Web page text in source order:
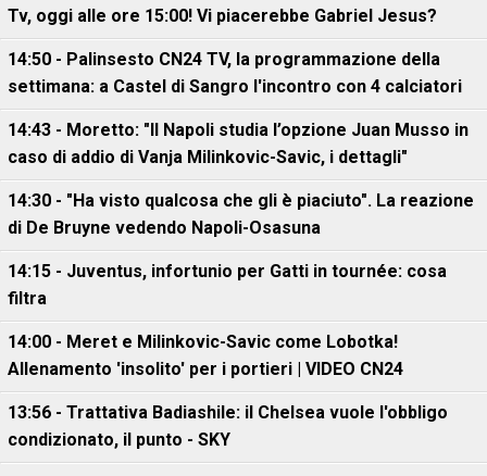
Tv, oggi alle ore 15:00! Vi piacerebbe Gabriel Jesus?
14:50 - Palinsesto CN24 TV, la programmazione della
settimana: a Castel di Sangro l'incontro con 4 calciatori
14:43 - Moretto: "Il Napoli studia l’opzione Juan Musso in
caso di addio di Vanja Milinkovic-Savic, i dettagli"
14:30 - "Ha visto qualcosa che gli è piaciuto". La reazione
di De Bruyne vedendo Napoli-Osasuna
14:15 - Juventus, infortunio per Gatti in tournée: cosa
filtra
14:00 - Meret e Milinkovic-Savic come Lobotka!
Allenamento 'insolito' per i portieri | VIDEO CN24
13:56 - Trattativa Badiashile: il Chelsea vuole l'obbligo
condizionato, il punto - SKY